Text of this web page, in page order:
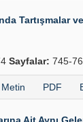
Tartışmalar
Sayfalar: 745-
PDF